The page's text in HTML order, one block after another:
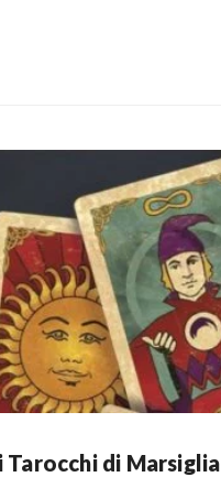
Tarocchi di Marsiglia